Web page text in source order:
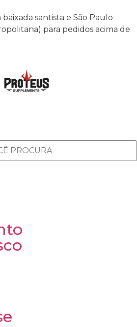
santista e São Paulo
para pedidos acima de